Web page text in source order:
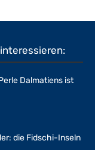
Dalmatiens ist
die Fidschi-Inseln